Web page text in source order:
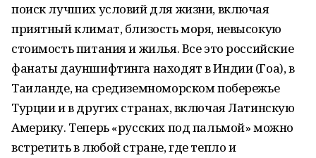
поиск лучших условий для жизни, включая
приятный климат, близость моря, невысокую
стоимость питания и жилья. Все это российские
фанаты дауншифтинга находят в Индии (Гоа), в
Таиланде, на средиземноморском побережье
Турции и в других странах, включая Латинскую
Америку. Теперь «русских под пальмой» можно
встретить в любой стране, где тепло и